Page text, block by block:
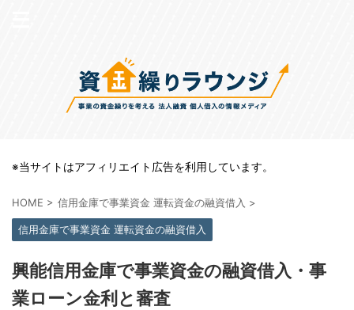
※当サイトはアフィリエイト広告を利用しています。
HOME > 信用金庫で事業資金 運転資金の融資借入 >
信用金庫で事業資金 運転資金の融資借入
興能信用金庫で事業資金の融資借入・事
業ローン金利と審査